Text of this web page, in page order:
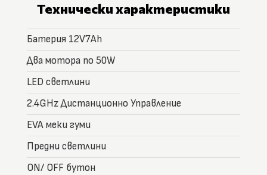
Технически характеристики
Батерия 12V7Ah
Два мотора по 50W
LED светлини
2.4GHz Дистанционно Управление
EVA меки гуми
Предни светлини
ON/ OFF бутон